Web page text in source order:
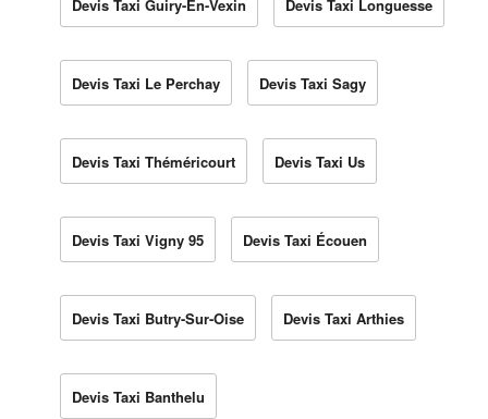
Devis Taxi Guiry-En-Vexin Devis Taxi Longuesse
Devis Taxi Le Perchay Devis Taxi Sagy
Devis Taxi Théméricourt Devis Taxi Us
Devis Taxi Vigny 95 Devis Taxi Écouen
Devis Taxi Butry-Sur-Oise Devis Taxi Arthies
Devis Taxi Banthelu